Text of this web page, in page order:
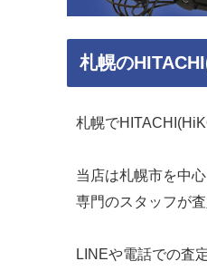
札幌の
札幌で
当店は札幌市を中
専門のスタッフが
LINEや電話での査